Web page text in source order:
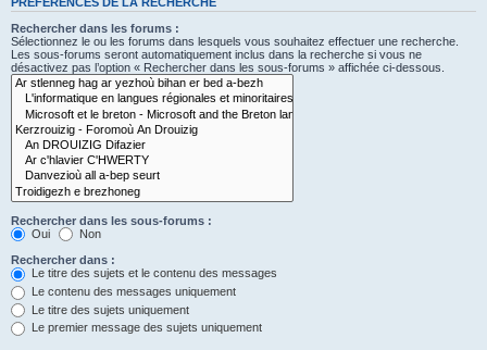
Rechercher dans les forums :
Sélectionnez le ou les forums dans lesquels vous souhaitez effectuer une recherche.
Les sous-forums seront automatiquement inclus dans la recherche si vous ne
désactivez pas l’option « Rechercher dans les sous-forums » affichée ci-dessous.
Rechercher dans les sous-forums :
Oui
Non
Rechercher dans :
Le titre des sujets et le contenu des messages
Le contenu des messages uniquement
Le titre des sujets uniquement
Le premier message des sujets uniquement